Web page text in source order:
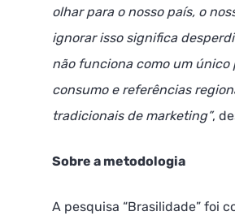
olhar para o nosso país, o
ignorar isso significa
não funciona como um
consumo e referências
tradicionais de marketing”,
Sobre a metodologia
A pesquisa “Brasilidade” foi